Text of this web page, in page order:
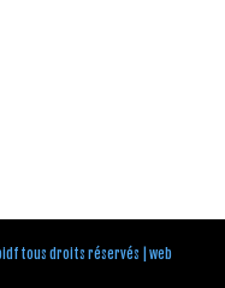
tous droits réservés | web